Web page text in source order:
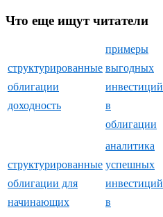
Что еще ищут читатели
структурированные
облигации
доходность
примеры
выгодных
инвестиций
в
облигации
структурированные
облигации для
начинающих
аналитика
успешных
инвестиций
в